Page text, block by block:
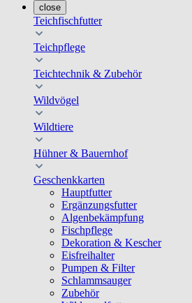
close
Teichfischfutter
Teichpflege
Teichtechnik & Zubehör
Wildvögel
Wildtiere
Hühner & Bauernhof
Geschenkkarten
Hauptfutter
Ergänzungsfutter
Algenbekämpfung
Fischpflege
Dekoration & Kescher
Eisfreihalter
Pumpen & Filter
Schlammsauger
Zubehör